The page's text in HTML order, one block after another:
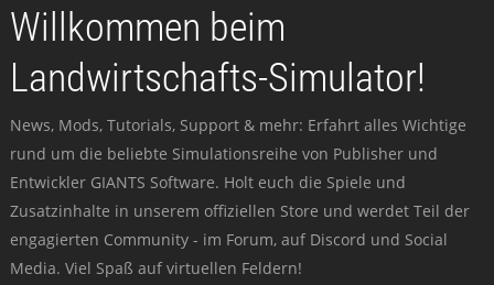
Willkommen beim
Landwirtschafts-Simulator!
News, Mods, Tutorials, Support & mehr: Erfahrt alles Wichtige
rund um die beliebte Simulationsreihe von Publisher und
Entwickler GIANTS Software. Holt euch die Spiele und
Zusatzinhalte in unserem offiziellen Store und werdet Teil der
engagierten Community - im Forum, auf Discord und Social
Media. Viel Spaß auf virtuellen Feldern!